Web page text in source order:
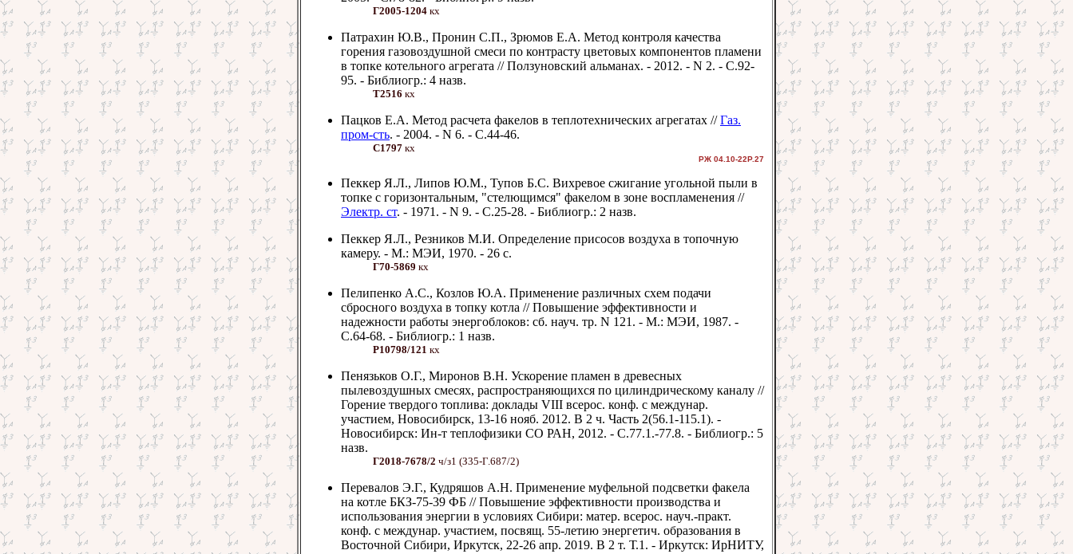
Г2005-1204 кх
Патрахин Ю.В., Пронин С.П., Зрюмов Е.А. Метод контроля качества
горения газовоздушной смеси по контрасту цветовых компонентов пламени
в топке котельного агрегата // Ползуновский альманах. - 2012. - N 2. - С.92-
95. - Библиогр.: 4 назв.
Т2516 кх
Пацков Е.А. Метод расчета факелов в теплотехнических агрегатах //Газ.
пром-сть. - 2004. - N 6. - С.44-46.
С1797 кх
РЖ 04.10-22Р.27
Пеккер Я.Л., Липов Ю.М., Тупов Б.С. Вихревое сжигание угольной пыли в
топке с горизонтальным, "стелющимся" факелом в зоне воспламенения //
Электр. ст. - 1971. - N 9. - С.25-28. - Библиогр.: 2 назв.
Пеккер Я.Л., Резников М.И. Определение присосов воздуха в топочную
камеру. - М.: МЭИ, 1970. - 26 с.
Г70-5869 кх
Пелипенко А.С., Козлов Ю.А. Применение различных схем подачи
сбросного воздуха в топку котла // Повышение эффективности и
надежности работы энергоблоков: сб. науч. тр. N 121. - М.: МЭИ, 1987. -
С.64-68. - Библиогр.: 1 назв.
Р10798/121 кх
Пенязьков О.Г., Миронов В.Н. Ускорение пламен в древесных
пылевоздушных смесях, распространяющихся по цилиндрическому каналу //
Горение твердого топлива: доклады VIII всерос. конф. с междунар.
участием, Новосибирск, 13-16 нояб. 2012. В 2 ч. Часть 2(56.1-115.1). -
Новосибирск: Ин-т теплофизики СО РАН, 2012. - С.77.1.-77.8. - Библиогр.: 5
назв.
Г2018-7678/2 ч/з1 (З35-Г.687/2)
Перевалов Э.Г., Кудряшов А.Н. Применение муфельной подсветки факела
на котле БКЗ-75-39 ФБ // Повышение эффективности производства и
использования энергии в условиях Сибири: матер. всерос. науч.-практ.
конф. с междунар. участием, посвящ. 55-летию энергетич. образования в
Восточной Сибири, Иркутск, 22-26 апр. 2019. В 2 т. Т.1. - Иркутск: ИрНИТУ,